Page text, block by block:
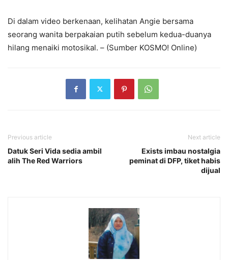
Di dalam video berkenaan, kelihatan Angie bersama
seorang wanita berpakaian putih sebelum kedua-duanya
hilang menaiki motosikal. – (Sumber KOSMO! Online)
Previous article
Datuk Seri Vida sedia ambil
alih The Red Warriors
Next article
Exists imbau nostalgia
peminat di DFP, tiket habis
dijual